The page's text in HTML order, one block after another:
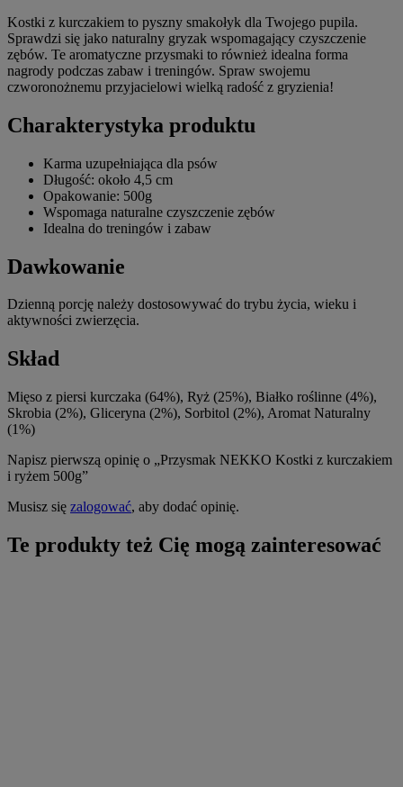
Kostki z kurczakiem to pyszny smakołyk dla Twojego pupila.
Sprawdzi się jako naturalny gryzak wspomagający czyszczenie
zębów. Te aromatyczne przysmaki to również idealna forma
nagrody podczas zabaw i treningów. Spraw swojemu
czworonożnemu przyjacielowi wielką radość z gryzienia!
Charakterystyka produktu
Karma uzupełniająca dla psów
Długość: około 4,5 cm
Opakowanie: 500g
Wspomaga naturalne czyszczenie zębów
Idealna do treningów i zabaw
Dawkowanie
Dzienną porcję należy dostosowywać do trybu życia, wieku i
aktywności zwierzęcia.
Skład
Mięso z piersi kurczaka (64%), Ryż (25%), Białko roślinne (4%),
Skrobia (2%), Gliceryna (2%), Sorbitol (2%), Aromat Naturalny
(1%)
Napisz pierwszą opinię o „Przysmak NEKKO Kostki z kurczakiem
i ryżem 500g”
Musisz się zalogować, aby dodać opinię.
Te produkty też Cię mogą zainteresować